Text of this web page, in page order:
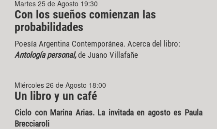
Martes 25 de Agosto 19:30
Con los sueños comienzan las
probabilidades
Poesía Argentina Contemporánea. Acerca del libro:
Antología personal,de Juano Villafañe
Miércoles 26 de Agosto 18:00
Un libro y un café
Ciclo con Marina Arias. La invitada en agosto es Paula
Brecciaroli